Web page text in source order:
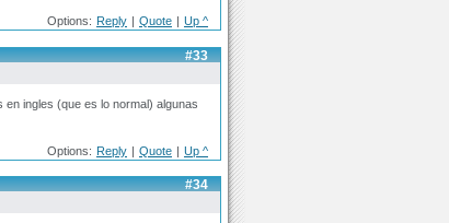
Options: Reply | Quote | Up ^
#33
ingles (que es lo normal) algunas
Options: Reply | Quote | Up ^
#34